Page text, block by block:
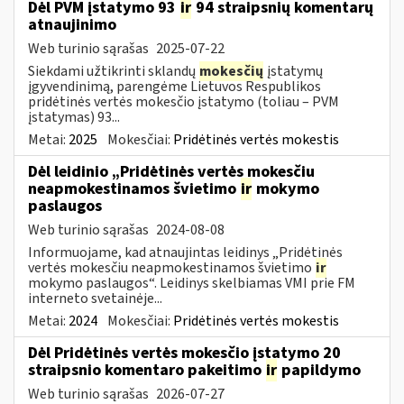
Dėl PVM įstatymo 93 ir 94 straipsnių komentarų
atnaujinimo
Web turinio sąrašas 2025-07-22
Siekdami užtikrinti sklandų mokesčių įstatymų
įgyvendinimą, parengėme Lietuvos Respublikos
pridėtinės vertės mokesčio įstatymo (toliau – PVM
įstatymas) 93...
Metai: 2025 Mokesčiai: Pridėtinės vertės mokestis
Dėl leidinio „Pridėtinės vertės mokesčiu
neapmokestinamos švietimo ir mokymo
paslaugos
Web turinio sąrašas 2024-08-08
Informuojame, kad atnaujintas leidinys „Pridėtinės
vertės mokesčiu neapmokestinamos švietimo ir
mokymo paslaugos“. Leidinys skelbiamas VMI prie FM
interneto svetainėje...
Metai: 2024 Mokesčiai: Pridėtinės vertės mokestis
Dėl Pridėtinės vertės mokesčio įstatymo 20
straipsnio komentaro pakeitimo ir papildymo
Web turinio sąrašas 2026-07-27